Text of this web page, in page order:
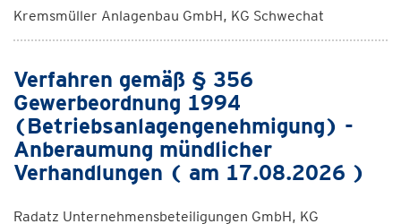
Kremsmüller Anlagenbau GmbH, KG Schwechat
Verfahren gemäß § 356
Gewerbeordnung 1994
(Betriebsanlagengenehmigung) -
Anberaumung mündlicher
Verhandlungen ( am 17.08.2026 )
Radatz Unternehmensbeteiligungen GmbH, KG